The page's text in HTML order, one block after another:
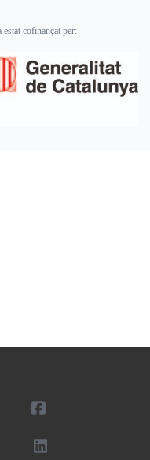
cofinançat per: